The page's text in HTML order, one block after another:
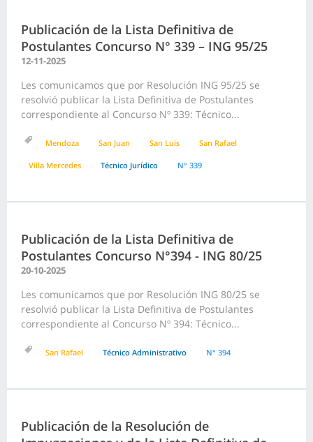
Publicación de la Lista Definitiva de
Postulantes Concurso N° 339 – ING 95/25
12-11-2025
Les comunicamos que por Resolución ING 95/25 se
resolvió publicar la Lista Definitiva de Postulantes
correspondiente al Concurso Nº 339: Técnico...
Mendoza San Juan San Luis San Rafael
Villa Mercedes Técnico Jurídico N° 339
Publicación de la Lista Definitiva de
Postulantes Concurso N°394 - ING 80/25
20-10-2025
Les comunicamos que por Resolución ING 80/25 se
resolvió publicar la Lista Definitiva de Postulantes
correspondiente al Concurso Nº 394: Técnico...
San Rafael Técnico Administrativo N° 394
Publicación de la Resolución de